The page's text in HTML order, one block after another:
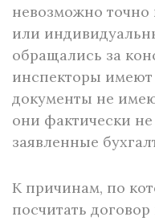
невозможно точно
или
обращались за
инспекторы
документы не
они фактически
заявленные
К причинам, по
посчитать